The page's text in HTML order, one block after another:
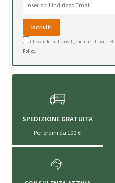
Cliccando su Iscriviti, dichiari di aver
Policy.
SPEDIZIONE GRATUITA
Per ordini da 100 €